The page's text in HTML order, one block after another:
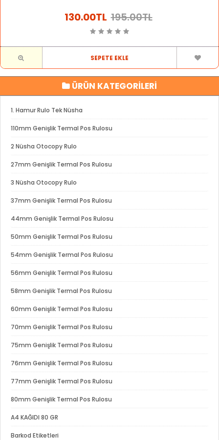
130.00TL 195.00TL
ÜRÜN KATEGORİLERİ
1. Hamur Rulo Tek Nüsha
110mm Genişlik Termal Pos Rulosu
2 Nüsha Otocopy Rulo
27mm Genişlik Termal Pos Rulosu
3 Nüsha Otocopy Rulo
37mm Genişlik Termal Pos Rulosu
44mm Genişlik Termal Pos Rulosu
50mm Genişlik Termal Pos Rulosu
54mm Genişlik Termal Pos Rulosu
56mm Genişlik Termal Pos Rulosu
58mm Genişlik Termal Pos Rulosu
60mm Genişlik Termal Pos Rulosu
70mm Genişlik Termal Pos Rulosu
75mm Genişlik Termal Pos Rulosu
76mm Genişlik Termal Pos Rulosu
77mm Genişlik Termal Pos Rulosu
80mm Genişlik Termal Pos Rulosu
A4 KAĞIDI 80 GR
Barkod Etiketleri